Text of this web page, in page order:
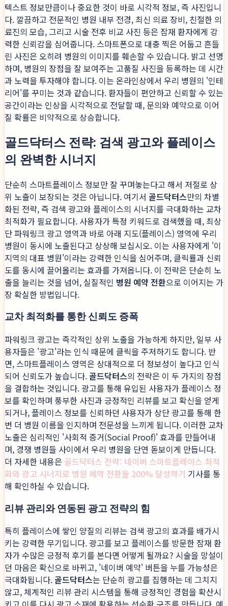
텍스트 정보만큼이나 중요한 것이 바로 시각적 정보, 즉 사진입니
다. 깔끔하고 전문적인 병원 내부 전경, 최신 의료 장비, 친절한 의
료진의 모습, 그리고 시술 전후 비교 사진 등은 잠재 환자에게 강
력한 신뢰감을 심어줍니다. 스마트폰으로 대충 찍은 어둡고 흔들
린 사진은 오히려 병원의 이미지를 훼손할 수 있습니다. 밝고 선명
하며, 병원의 장점을 잘 보여주는 고품질 사진을 등록하는 데 시간
과 노력을 투자해야 합니다. 이는 온라인상에서 우리 병원의 '인테
리어'를 꾸미는 것과 같습니다. 환자들이 편안하고 신뢰할 수 있는
공간이라는 인상을 시각적으로 전달할 때, 문의와 예약으로 이어
질 확률은 비약적으로 상승합니다.
골드닥터스 전략: 검색 광고와 플레이스
의 완벽한 시너지
단순히 스마트플레이스 정보만 잘 꾸며놓는다고 해서 저절로 상
위 노출이 보장되는 것은 아닙니다. 여기서 골드닥터스만의 차별
화된 전략, 즉 검색 광고와 플레이스의 시너지를 극대화하는 교차
최적화가 필요합니다. 사용자가 특정 키워드로 검색했을 때, 최상
단 파워링크 광고 영역과 바로 아래 지도(플레이스) 영역에 우리
병원이 동시에 노출된다고 상상해 보십시오. 이는 사용자에게 '이
지역의 대표 병원'이라는 강력한 인식을 심어주며, 클릭률과 신뢰
도를 동시에 끌어올리는 효과를 가져옵니다. 이 전략은 단순히 노
출을 늘리는 것을 넘어, 실질적인 병원 예약 전환으로 이어지는 가
장 확실한 방법입니다.
교차 최적화를 통한 신뢰도 증폭
파워링크 광고는 즉각적인 상위 노출을 가능하게 하지만, 일부 사
용자들은 '광고'라는 인식 때문에 클릭을 주저하기도 합니다. 반
면, 스마트플레이스 영역은 상대적으로 더 정보성이 높다고 인식
되어 신뢰도가 높습니다. 골드닥터스의 전략은 이 두 가지의 장점
을 결합하는 것입니다. 광고를 통해 유입된 사용자가 플레이스 정
보를 확인하며 풍부한 사진과 긍정적인 리뷰를 보고 확신을 얻게
되거나, 플레이스 정보를 신뢰하던 사용자가 상단 광고를 통해 한
번 더 병원 이름을 인지하며 전문성을 느끼게 됩니다. 이러한 교차
노출은 심리적인 '사회적 증거(Social Proof)' 효과를 만들어내
며, 경쟁 병원들 사이에서 우리 병원을 단연 돋보이게 만듭니다.
더 자세한 내용은 골드닥터스 전략: 네이버 스마트플레이스 최적
화와 광고 시너지로 병원 예약 전환율 200% 달성하기 기사를 통
해 확인하실 수 있습니다.
리뷰 관리와 연동된 광고 전략의 힘
특히 플레이스에 쌓인 양질의 리뷰는 검색 광고의 효과를 배가시
키는 강력한 무기입니다. 광고를 보고 플레이스를 방문한 잠재 환
자가 수많은 긍정적 후기를 본다면 어떻게 될까요? 시술을 망설이
던 마음은 확신으로 바뀌고, '네이버 예약' 버튼을 누를 가능성은
극대화됩니다. 골드닥터스는 단순히 광고를 집행하는 데 그치지
않고, 체계적인 리뷰 관리 시스템을 통해 긍정적인 경험을 확산시